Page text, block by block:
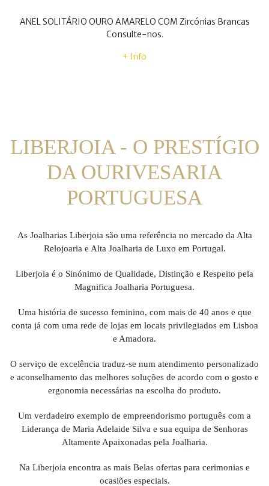
ANEL SOLITÁRIO OURO AMARELO COM Zircónias Brancas
Consulte-nos.
+ Info
LIBERJOIA - O PRESTÍGIO
DA OURIVESARIA
PORTUGUESA
As Joalharias Liberjoia são uma referência no mercado da Alta
Relojoaria e Alta Joalharia de Luxo em Portugal.
Liberjoia é o Sinónimo de Qualidade, Distinção e Respeito pela
Magnifica Joalharia Portuguesa.
Uma história de sucesso feminino, com mais de 40 anos e que
conta já com uma rede de lojas em locais privilegiados em Lisboa
e Amadora.
O serviço de excelência traduz-se num atendimento personalizado
e aconselhamento das melhores soluções de acordo com o gosto e
ergonomia necessárias na escolha do produto.
Um verdadeiro exemplo de empreendorismo português com a
Liderança de Maria Adelaide Silva e sua equipa de Senhoras
Altamente Apaixonadas pela Joalharia.
Na Liberjoia encontra as mais Belas ofertas para cerimonias e
ocasiões especiais.